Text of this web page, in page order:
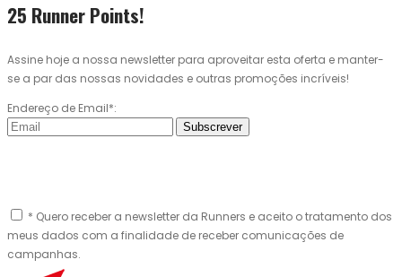
25 Runner Points!
Assine hoje a nossa newsletter para aproveitar esta oferta e manter-
se a par das nossas novidades e outras promoções incríveis!
Endereço de Email*:
Subscrever
* Quero receber a newsletter da Runners e aceito o tratamento dos
meus dados com a finalidade de receber comunicações de
campanhas.